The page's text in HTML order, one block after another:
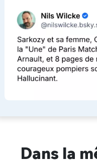
Dans la